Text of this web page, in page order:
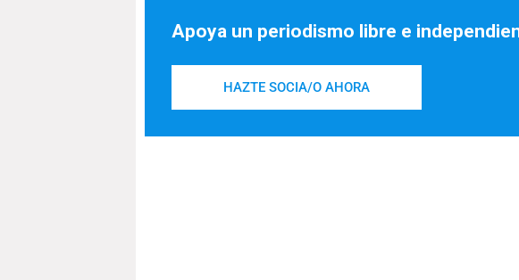
Apoya un periodismo libre e
HAZTE SOCIA/O AHORA